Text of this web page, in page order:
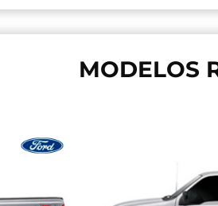
MODELOS